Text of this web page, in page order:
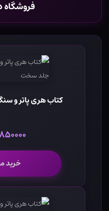
فروشگاه
کتاب هری پاتر و
۸۵۰۰۰۰
خرید